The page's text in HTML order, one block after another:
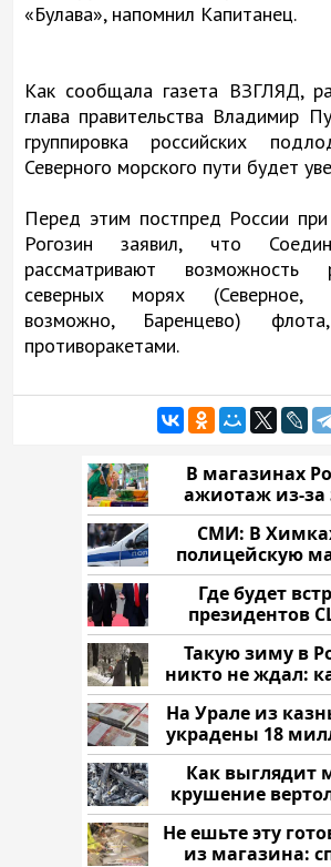
«Булава», напомнил Капитанец.
Как сообщала газета ВЗГЛЯД,
глава правительства Владимир
группировка российских
Северного морского пути будет
Перед этим постпред России
Рогозин заявил, что
рассматривают
северных морях (Северное,
возможно, Баренцево)
противоракетами.
В магазинах
ажиотаж из-за
продукта: что
СМИ: В
полицейскую
напали и
Где будет
президентов
России:
Такую зиму в
никто не ждал:
На Урале из
украдены 18
рублей
Как выглядит
крушение
Кавказе:
Не ешьте эту
из магазина: